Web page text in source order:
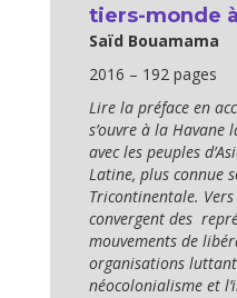
tiers-monde
Saïd Bouamama
2016 – 192 pages
Lire la préface en
s’ouvre à la Havane
avec les peuples
Latine, plus connue
Tricontinentale.
convergent des
mouvements de
organisations
néocolonialisme et